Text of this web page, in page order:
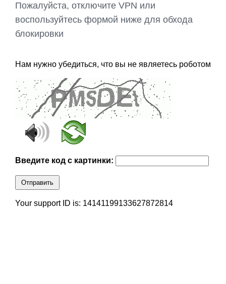
Пожалуйста, отключите VPN или
воспользуйтесь формой ниже для обхода
блокировки
Нам нужно убедиться, что вы не являетесь роботом
Введите код с картинки:
Отправить
Your support ID is: 14141199133627872814